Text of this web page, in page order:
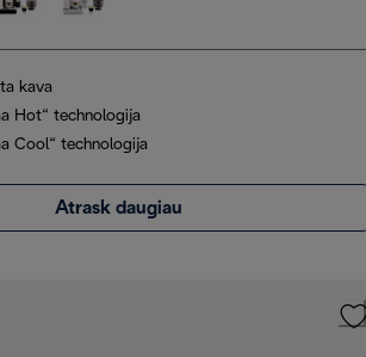
kava
Hot“ technologija
Cool“ technologija
Atrask daugiau